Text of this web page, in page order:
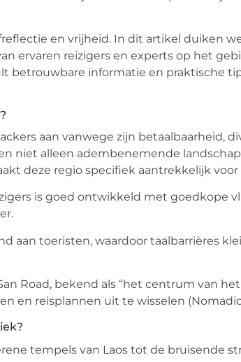
en vrijheid. In dit artikel duiken
ervaren reizigers en experts op het
betrouwbare informatie en praktische
aan vanwege zijn betaalbaarheid,
niet alleen adembenemende
deze regio specifiek aantrekkelijk voor
is goed ontwikkeld met goedkope
aan toeristen, waardoor taalbarrières
Road, bekend als “het centrum van
en reisplannen uit te wisselen (Nomadic
tempels van Laos tot de bruisende